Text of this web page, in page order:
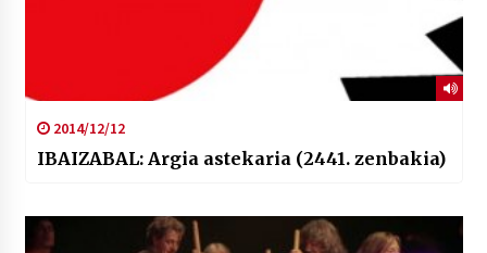
2014/12/12
IBAIZABAL: Argia astekaria (2441. zenbakia)